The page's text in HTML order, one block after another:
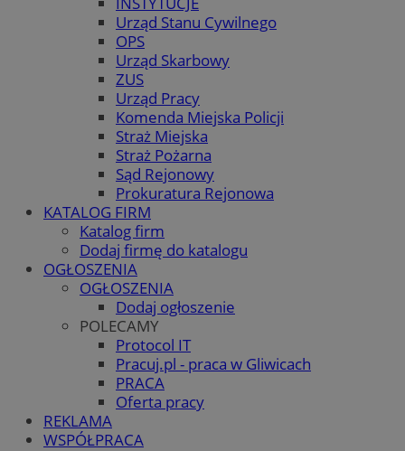
Urząd Stanu Cywilnego
OPS
Urząd Skarbowy
ZUS
Urząd Pracy
Komenda Miejska Policji
Straż Miejska
Straż Pożarna
Sąd Rejonowy
Prokuratura Rejonowa
KATALOG FIRM
Katalog firm
Dodaj firmę do katalogu
OGŁOSZENIA
OGŁOSZENIA
Dodaj ogłoszenie
POLECAMY
Protocol IT
Pracuj.pl - praca w Gliwicach
PRACA
Oferta pracy
REKLAMA
WSPÓŁPRACA